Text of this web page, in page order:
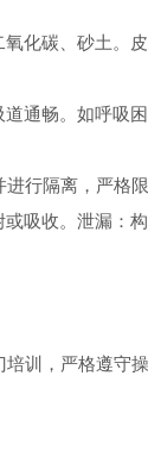
碳、砂土。皮
畅。如呼吸困
隔离，严格
吸收。泄漏：
，严格遵守